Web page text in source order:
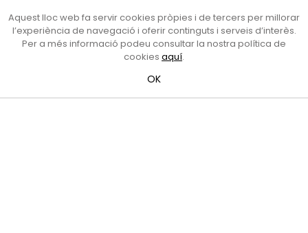
Cultura Mataró
Ajuntament de Mataró
C. de Sant Josep, 9 (Mataró, 08302)
Horari d'obertura: dilluns, dimecres i divendres de 10 a 13 h.
al telèfon al 93 758 23 61
Bústia ciutadana
Aquest lloc web fa servir cookies pròpies i de tercers per millorar
l’experiència de navegació i oferir continguts i serveis d’interès.
Per a més informació podeu consultar la nostra política de
cookies aquí.
OK